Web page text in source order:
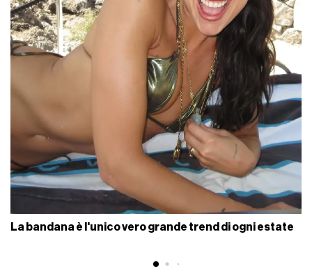
La bandana è l'unico vero grande trend di ogni estate